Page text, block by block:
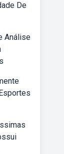
De
Análise